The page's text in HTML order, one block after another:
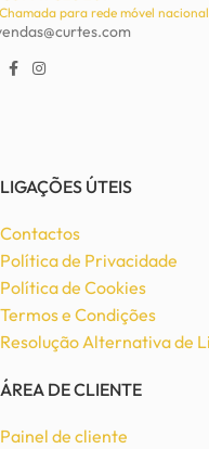
para rede móvel
LIGAÇÕES ÚTEIS
Contactos
Política de Privacidade
Política de Cookies
Termos e Condições
Resolução Alternativa de
ÁREA DE CLIENTE
Painel de cliente